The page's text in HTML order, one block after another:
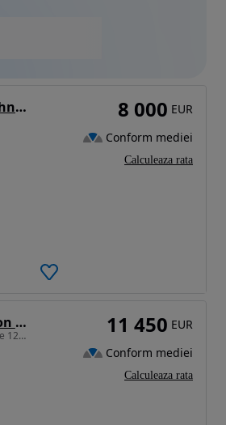
Volkswagen Tiguan 2.0 TDI DPF 4Motion BlueMotion Technology Track & Field 8 000 EUR
Conform mediei
Calculeaza rata
Volkswagen Tiguan 2.0 TDI DPF 4Motion Track&Style
1968 cm3 • 170 CP • Cup model 4x4 Panorama Garantie 12 Luni RATE Revizie 11 450 EUR
Conform mediei
Calculeaza rata